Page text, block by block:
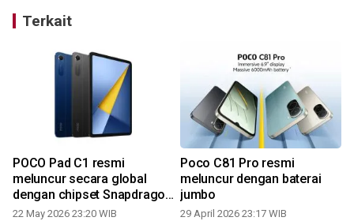
Terkait
POCO Pad C1 resmi
meluncur secara global
dengan chipset Snapdragon
6s Gen 2
22 May 2026 23:20 WIB
Poco C81 Pro resmi
meluncur dengan baterai
jumbo
29 April 2026 23:17 WIB